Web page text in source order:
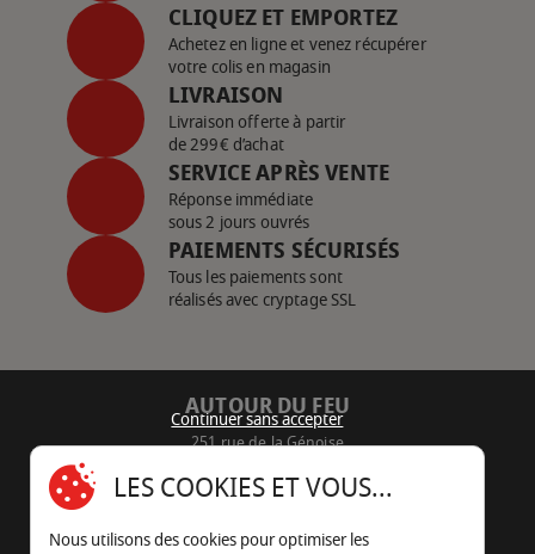
CLIQUEZ ET EMPORTEZ
Achetez en ligne et venez récupérer
votre colis en magasin
LIVRAISON
Livraison offerte à partir
de 299€ d’achat
SERVICE APRÈS VENTE
Réponse immédiate
sous 2 jours ouvrés
PAIEMENTS SÉCURISÉS
Tous les paiements sont
réalisés avec cryptage SSL
AUTOUR DU FEU
251 rue de la Génoise
05 45 22 98 09
Nous envoyer un e-mail
Continuer sans accepter
LES COOKIES ET VOUS...
Nous utilisons des cookies pour optimiser les